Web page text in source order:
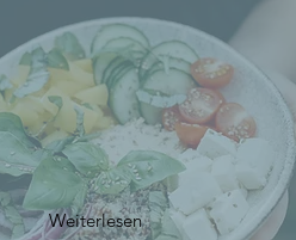
Weiterlesen